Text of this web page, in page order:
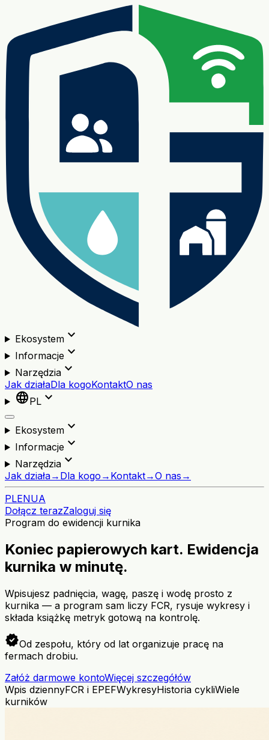
Ekosystemexpand_more
Informacjeexpand_more
Narzędziaexpand_more
Jak działaDla kogoKontaktO nas
languagePL expand_more
Ekosystemexpand_more
Informacjeexpand_more
Narzędziaexpand_more
Jak działa→ Dla kogo → Kontakt→O nas →
PLENUA
Dołącz terazZaloguj się
Program do ewidencji kurnika
Koniec papierowych kart. Ewidencja
kurnika w minutę.
Wpisujesz padnięcia, wagę, paszę i wodę prosto z
kurnika — a program sam liczy FCR, rysuje wykresy i
składa książkę metryk gotową na kontrolę.
verifiedOd zespołu, który od lat organizuje pracę na
fermach drobiu.
Załóż darmowe kontoWięcej szczegółów
Wpis dziennyFCR i EPEFWykresyHistoria cykliWiele
kurników